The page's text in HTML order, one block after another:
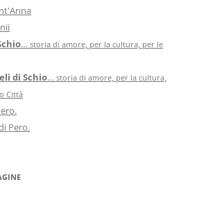
… storia di amore, per la cultura, per le
di Schio… storia di amore, per la cultura,
Città
Pero.